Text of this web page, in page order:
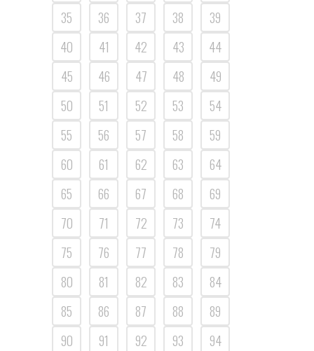
35
36 37 38
39
40
41 42 43
44
45
46 47 48
49
50
51 52 53
54
55
56 57 58
59
60
61 62 63
64
65
66 67 68
69
70
71 72 73
74
75
76 77 78
79
80
81 82 83
84
85
86 87 88
89
90
91 92 93
94